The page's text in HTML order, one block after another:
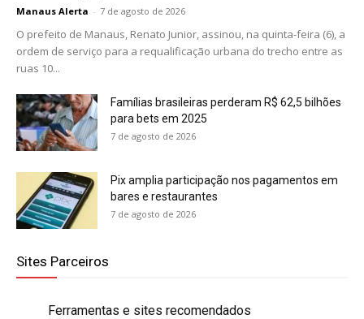
Manaus Alerta - 7 de agosto de 2026
O prefeito de Manaus, Renato Junior, assinou, na quinta-feira (6), a
ordem de serviço para a requalificação urbana do trecho entre as
ruas 10...
Famílias brasileiras perderam R$ 62,5 bilhões
para bets em 2025
7 de agosto de 2026
Pix amplia participação nos pagamentos em
bares e restaurantes
7 de agosto de 2026
Sites Parceiros
Ferramentas e sites recomendados